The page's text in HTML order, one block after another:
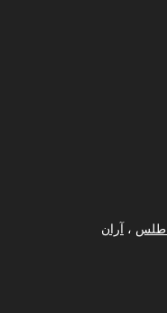
اطلس ،
آران